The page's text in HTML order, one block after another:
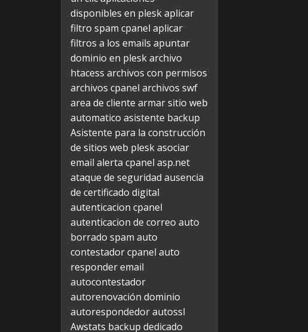
disponibles en pleskaplicar
filtro spam cpanel aplicar
filtros a los emails apuntar
dominio en pleskarchivo
htacess archivos con permisos
archivos cpanel archivos swf
area de cliente armar sitio web
automatico asistente backup
Asistente para la construcción
de sitios web pleskasociar
email alerta cpanel asp.net
ataque de seguridad ausencia
de certificado digital
autenticacion cpanel
autenticacion de correo auto
borrado spam auto
contestador cpanel auto
responder email
autocontestador
autorenovación dominio
autorespondedorautossl
Awstats backup dedicado